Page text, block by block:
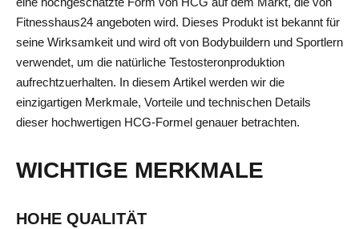
Fitnesshaus24 angeboten wird. Dieses Produkt ist bekannt für
seine Wirksamkeit und wird oft von Bodybuildern und Sportlern
verwendet, um die natürliche Testosteronproduktion
aufrechtzuerhalten. In diesem Artikel werden wir die
einzigartigen Merkmale, Vorteile und technischen Details
dieser hochwertigen HCG-Formel genauer betrachten.
WICHTIGE MERKMALE
HOHE QUALITÄT